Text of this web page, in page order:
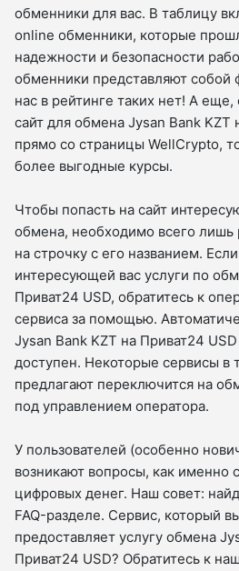
обменники для вас. В таблицу
online обменники, которые
надежности и безопасности
обменники представляют
нас в рейтинге таких нет! А
сайт для обмена Jysan Bank KZT
прямо со страницы WellCrypto,
более выгодные курсы.
Чтобы попасть на сайт
обмена, необходимо всего
на строчку с его названием.
интересующей вас услуги по
Приват24 USD, обратитесь к
сервиса за помощью.
Jysan Bank KZT на Приват24
доступен. Некоторые сервисы в
предлагают переключится на
под управлением оператора.
У пользователей (особенно
возникают вопросы, как именно
цифровых денег. Наш совет:
FAQ-разделе. Сервис, который
предоставляет услугу обмена
Приват24 USD? Обратитесь к